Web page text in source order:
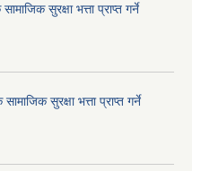
सुरक्षा भत्ता प्राप्त गर्ने
सुरक्षा भत्ता प्राप्त गर्ने